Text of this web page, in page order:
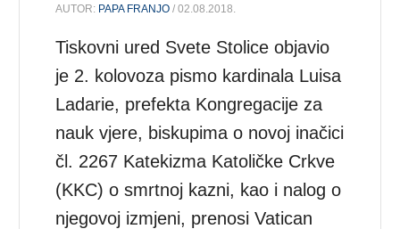
AUTOR: PAPA FRANJO / 02.08.2018.
Tiskovni ured Svete Stolice objavio
je 2. kolovoza pismo kardinala Luisa
Ladarie, prefekta Kongregacije za
nauk vjere, biskupima o novoj inačici
čl. 2267 Katekizma Katoličke Crkve
(KKC) o smrtnoj kazni, kao i nalog o
njegovoj izmjeni, prenosi Vatican